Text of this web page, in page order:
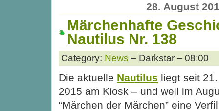
28. August
Märchenhafte
Nautilus Nr. 138
Category: News – Darkstar – 08:00
Die aktuelle Nautilus liegt seit
2015 am Kiosk – und weil im
“Märchen der Märchen” eine